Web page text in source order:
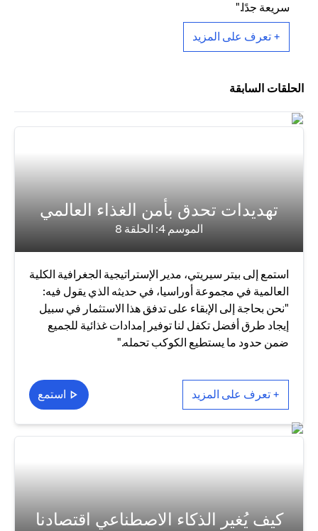
سريعة جدًا."
+ تعرف على المزيد
الحلقات السابقة
تهديدات تحدق بأمن الغذاء العالمي
الموسم 4: الحلقة 8
استمع إلى بيتر سيريتي، مدير الإستراتيجية الجغرافية الكلية
العالمية في مجموعة أوراسيا، في حديثه الذي يقول فيه:
"نحن بحاجة إلى الإبقاء على تدفق هذا الاستثمار في سبيل
إيجاد طرق أفضل تكفل لنا توفير إمدادات غذائية للجميع
ضمن حدود ما يستطيع الكوكب تحمله."
+ تعرف على المزيد استمع
كيف يُغير الذكاء الاصطناعي اقتصادنا